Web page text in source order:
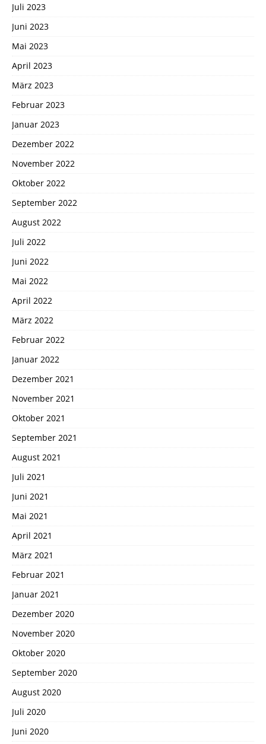
Juli 2023
Juni 2023
Mai 2023
April 2023
März 2023
Februar 2023
Januar 2023
Dezember 2022
November 2022
Oktober 2022
September 2022
August 2022
Juli 2022
Juni 2022
Mai 2022
April 2022
März 2022
Februar 2022
Januar 2022
Dezember 2021
November 2021
Oktober 2021
September 2021
August 2021
Juli 2021
Juni 2021
Mai 2021
April 2021
März 2021
Februar 2021
Januar 2021
Dezember 2020
November 2020
Oktober 2020
September 2020
August 2020
Juli 2020
Juni 2020